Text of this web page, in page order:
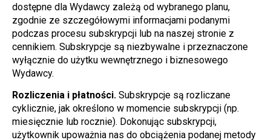
dostępne dla Wydawcy zależą od wybranego planu,
zgodnie ze szczegółowymi informacjami podanymi
podczas procesu subskrypcji lub na naszej stronie z
cennikiem. Subskrypcje są niezbywalne i przeznaczone
wyłącznie do użytku wewnętrznego i biznesowego
Wydawcy.
Rozliczenia i płatności. Subskrypcje są rozliczane
cyklicznie, jak określono w momencie subskrypcji (np.
miesięcznie lub rocznie). Dokonując subskrypcji,
użytkownik upoważnia nas do obciążenia podanej metody